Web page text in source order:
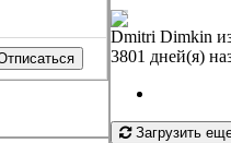
Dmitri Dimkin
3801 дней(я)
Загрузить